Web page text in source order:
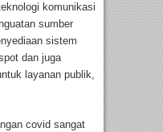
komunikasi
sumber
sistem
dan juga
layanan publik,
covid sangat